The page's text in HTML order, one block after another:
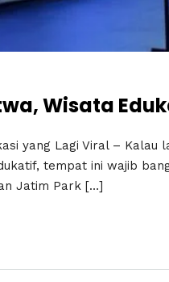
Wisata
yang Lagi Viral –
tempat ini wajib
Jatim Park […]